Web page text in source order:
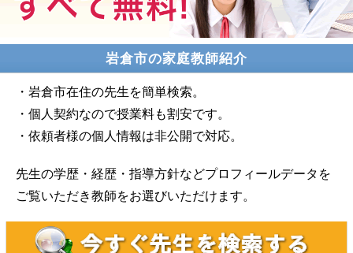
岩倉市の家庭教師紹介
・岩倉市在住の先生を簡単検索。
・個人契約なので授業料も割安です。
・依頼者様の個人情報は非公開で対応。
先生の学歴・経歴・指導方針などプロフィールデータを
ご覧いただき教師をお選びいただけます。